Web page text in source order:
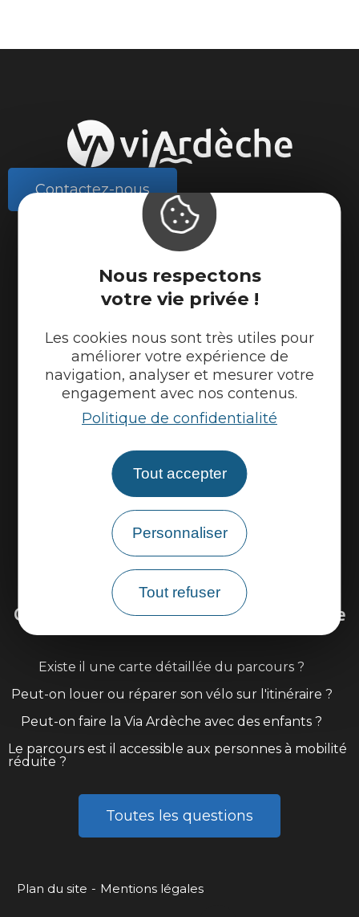
Nous respectons
votre vie privée !
Les cookies nous sont très utiles pour
améliorer votre expérience de
navigation, analyser et mesurer votre
engagement avec nos contenus.
Politique de confidentialité
Tout accepter
Personnaliser
Tout refuser
Contactez-nous
Actualités
Météo
Marque Accueil Vélo
Espace presse
Espace pro
Partenaires
Venir sur la Via Ardèche
Questions fréquentes sur la Via Ardèche
Existe il une carte détaillée du parcours ?
Peut-on louer ou réparer son vélo sur l'itinéraire ?
Peut-on faire la Via Ardèche avec des enfants ?
Le parcours est il accessible aux personnes à mobilité
réduite ?
Toutes les questions
Plan du site Mentions légales